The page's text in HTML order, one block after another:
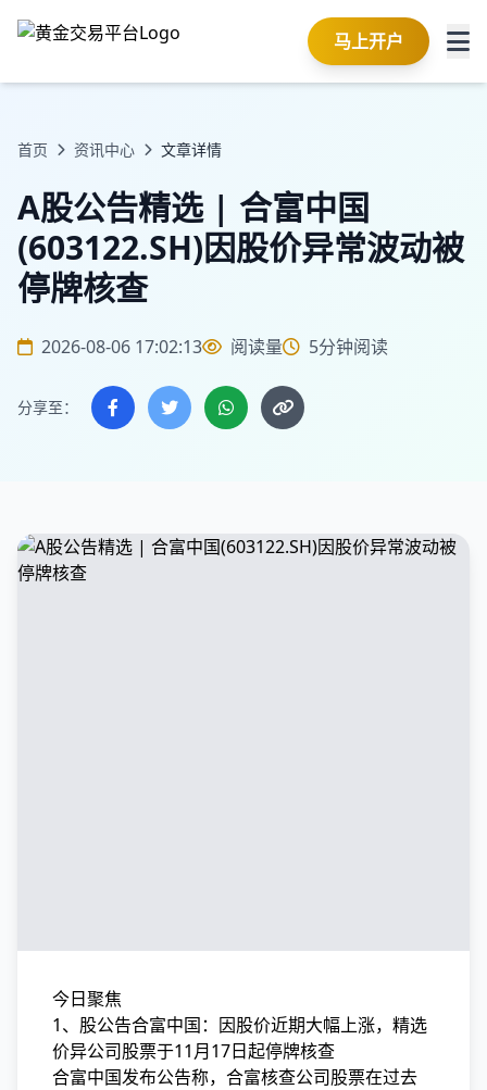
马上开户
首页 资讯中心 文章详情
A股公告精选 | 合富中国
(603122.SH)因股价异常波动被
停牌核查
2026-08-06 17:02:13 阅读量 5分钟阅读
分享至：
今日聚焦
1、股公告合富中国：因股价近期大幅上涨，精选
价异公司股票于11月17日起停牌核查
合富中国发布公告称，合富核查公司股票在过去